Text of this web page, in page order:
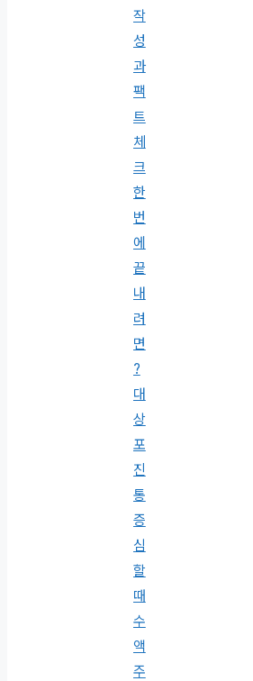
작
성
과
팩
트
체
크
한
번
에
끝
내
려
면
?
대
상
포
진
통
증
심
할
때
수
액
주